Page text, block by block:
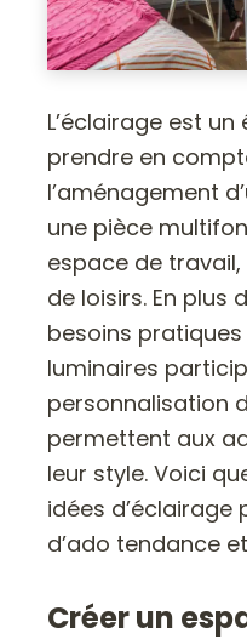
L’éclairage est
prendre en
l’aménagement
une pièce
espace de
de loisirs. En plus
besoins
luminaires
personnalisation
permettent aux
leur style. Voici
idées
d’ado tendance
Créer un